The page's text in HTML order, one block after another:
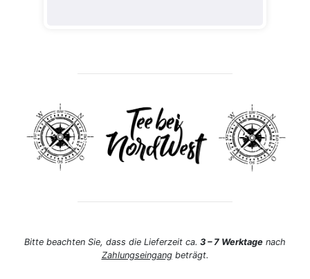
Bitte beachten Sie, dass die Lieferzeit ca. 3 – 7 Werktage nach
Zahlungseingangbeträgt.